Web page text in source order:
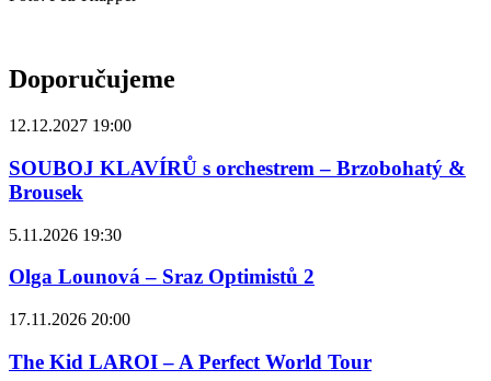
Doporučujeme
12.12.2027 19:00
SOUBOJ KLAVÍRŮ s orchestrem – Brzobohatý &
Brousek
5.11.2026 19:30
Olga Lounová – Sraz Optimistů 2
17.11.2026 20:00
The Kid LAROI – A Perfect World Tour